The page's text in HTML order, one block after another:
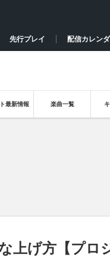
先行プレイ 配信カレン
最新情報 楽曲一覧
上げ方【プロ